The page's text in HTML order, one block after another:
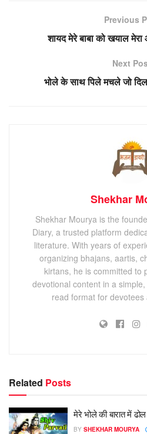
Previous
शायद मेरे बाबा को खयाल
Next
भोले के साथ पिले मचले जो दिल
Shekhar
Shekhar Mourya is the
Diary, a trusted platform
literature. With years of
organizing bhajans, aartis,
kirtans, he is committed to
devotional content in a
read format for
Related Posts
मेरे भोले की बारात में
BY SHEKHAR MOURYA